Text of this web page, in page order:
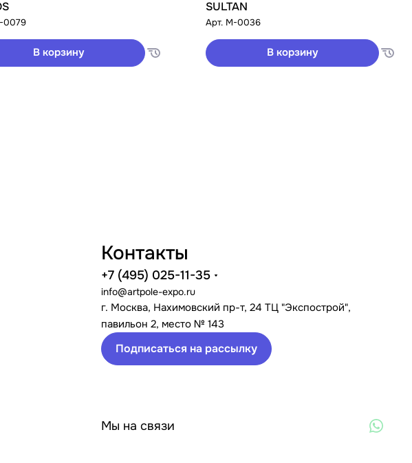
0079
В корзину
SULTAN
Арт. M-0036
В корзину
Контакты
+7 (495) 025-11-35
info@artpole-expo.ru
г. Москва, Нахимовский пр-т, 24 ТЦ "Экспострой",
павильон 2, место № 143
Подписаться на рассылку
Мы на связи